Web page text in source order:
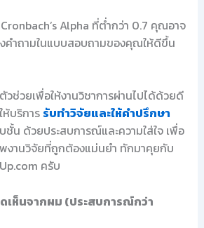
Alpha ที่ต่ำกว่า 0.7 คุณอาจ
คำถามในแบบสอบถามของคุณให้ดีขึ้น
ช่วยเพื่อให้งานวิชาการผ่านไปได้ด้วยดี
ห้บริการ รับทำวิจัยและให้คำปรึกษา
น ด้วยประสบการณ์และความใส่ใจ เพื่อ
งานวิจัยที่ถูกต้องแม่นยำ ทักมาคุยกับ
ครับ
เห็นจากผม (ประสบการณ์กว่า